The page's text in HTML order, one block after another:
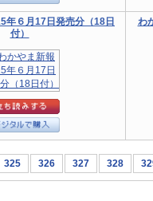
年６月17日発売分（18日
付）
わ
325 326 327 328